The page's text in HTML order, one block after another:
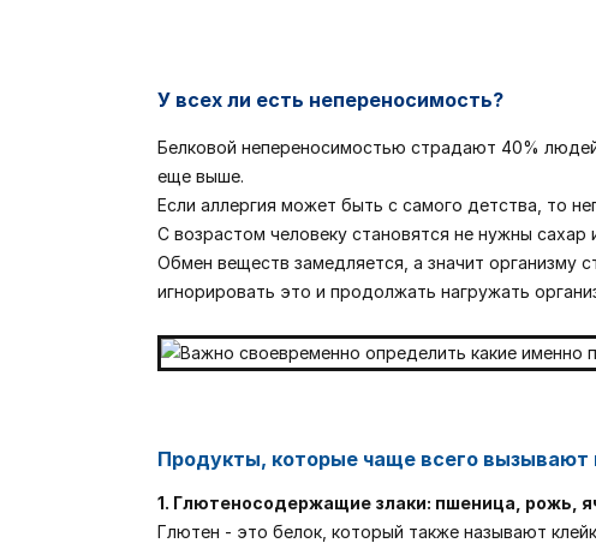
У всех ли есть непереносимость?
Белковой непереносимостью страдают 40%
еще выше.
Если аллергия может быть с самого детства, то
С возрастом человеку становятся не нужны сахар
Обмен веществ замедляется, а значит организму
игнорировать это и продолжать нагружать
Продукты, которые чаще всего вызывают
1. Глютеносодержащие злаки: пшеница, рожь,
Глютен - это белок, который также называют